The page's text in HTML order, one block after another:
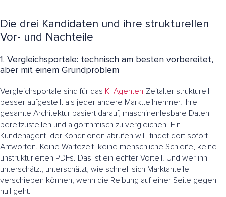
Die drei Kandidaten und ihre strukturellen
Vor- und Nachteile
1. Vergleichsportale: technisch am besten vorbereitet,
aber mit einem Grundproblem
Vergleichsportale sind für das KI-Agenten-Zeitalter strukturell
besser aufgestellt als jeder andere Marktteilnehmer. Ihre
gesamte Architektur basiert darauf, maschinenlesbare Daten
bereitzustellen und algorithmisch zu vergleichen. Ein
Kundenagent, der Konditionen abrufen will, findet dort sofort
Antworten. Keine Wartezeit, keine menschliche Schleife, keine
unstrukturierten PDFs. Das ist ein echter Vorteil. Und wer ihn
unterschätzt, unterschätzt, wie schnell sich Marktanteile
verschieben können, wenn die Reibung auf einer Seite gegen
null geht.